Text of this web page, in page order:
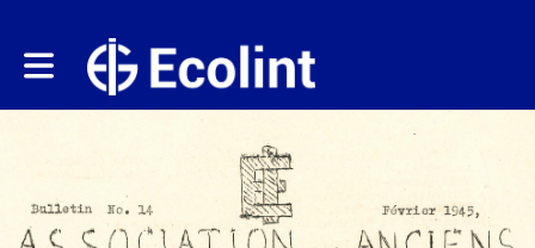
Toggle main navigation